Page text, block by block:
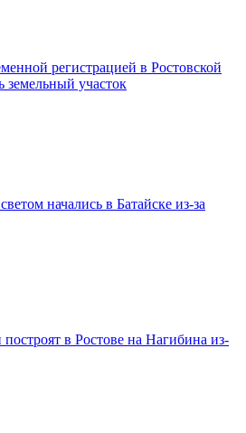
регистрацией в Ростовской
земельный участок
начались в Батайске из-за
в Ростове на Нагибина из-